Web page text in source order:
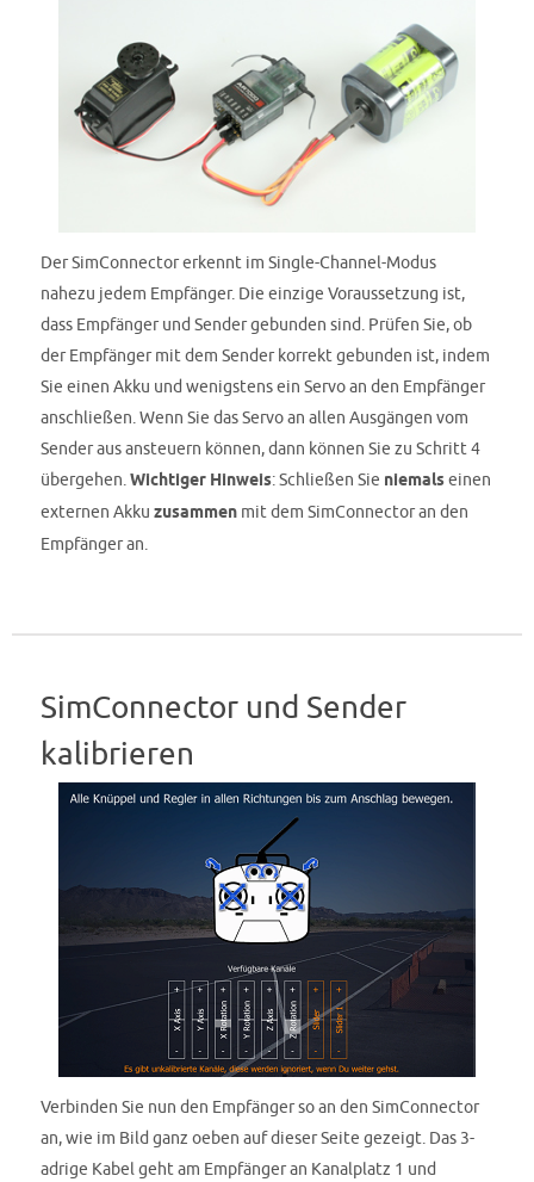
Der SimConnector erkennt im Single-Channel-Modus
nahezu jedem Empfänger. Die einzige Voraussetzung ist,
dass Empfänger und Sender gebunden sind. Prüfen Sie, ob
der Empfänger mit dem Sender korrekt gebunden ist, indem
Sie einen Akku und wenigstens ein Servo an den Empfänger
anschließen. Wenn Sie das Servo an allen Ausgängen vom
Sender aus ansteuern können, dann können Sie zu Schritt 4
übergehen.Wichtiger Hinweis: Schließen Sie niemalseinen
externen Akku zusammen mit dem SimConnector an den
Empfänger an.
SimConnector und Sender
kalibrieren
Verbinden Sie nun den Empfänger so an den SimConnector
an, wie im Bild ganz oeben auf dieser Seite gezeigt. Das 3-
adrige Kabel geht am Empfänger an Kanalplatz 1 und